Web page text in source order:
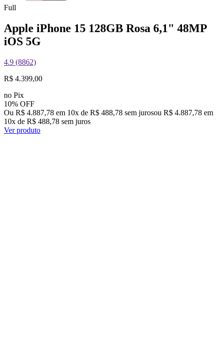
Full
Apple iPhone 15 128GB Rosa 6,1" 48MP
iOS 5G
4.9 (8862)
R$ 4.399,00
no Pix
10% OFF
Ou R$ 4.887,78 em 10x de R$ 488,78 sem jurosou R$ 4.887,78 em
10x de R$ 488,78 sem juros
Ver produto